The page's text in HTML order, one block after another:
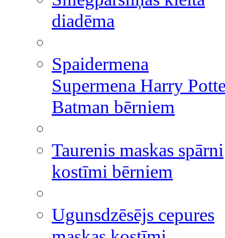
diadēma
Spaidermena
Supermena Harry
Batman bērniem
Taurenis maskas spārni
kostīmi bērniem
Ugunsdzēsējs cepures